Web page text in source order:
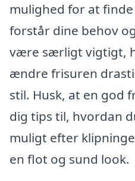
mulighed for at
forstår dine behov
være særligt vigtigt,
ændre frisuren
stil. Husk, at en god
dig tips til, hvordan
muligt efter
en flot og sund look.